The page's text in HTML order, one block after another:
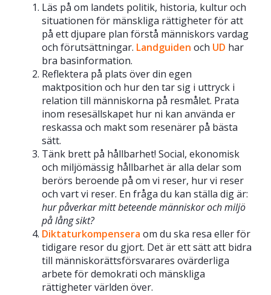
Läs på om landets politik, historia, kultur och
situationen för mänskliga rättigheter för att
på ett djupare plan förstå människors vardag
och förutsättningar. Landguiden och UD har
bra basinformation.
Reflektera på plats över din egen
maktposition och hur den tar sig i uttryck i
relation till människorna på resmålet. Prata
inom resesällskapet hur ni kan använda er
reskassa och makt som resenärer på bästa
sätt.
Tänk brett på hållbarhet! Social, ekonomisk
och miljömässig hållbarhet är alla delar som
berörs beroende på om vi reser, hur vi reser
och vart vi reser. En fråga du kan ställa dig är:
hur påverkar mitt beteende människor och miljö
på lång sikt?
Diktaturkompensera om du ska resa eller för
tidigare resor du gjort. Det är ett sätt att bidra
till människorättsförsvarares ovärderliga
arbete för demokrati och mänskliga
rättigheter världen över.